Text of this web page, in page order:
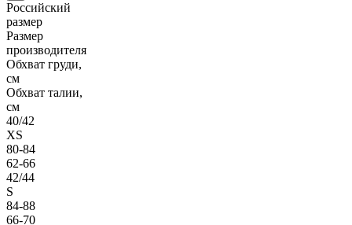
Российский
размер
Размер
производителя
Обхват груди,
см
Обхват талии,
см
40/42
XS
80-84
62-66
42/44
S
84-88
66-70